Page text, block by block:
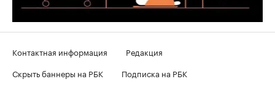
Контактная информация
Редакция
Скрыть баннеры на РБК
Подписка на РБК